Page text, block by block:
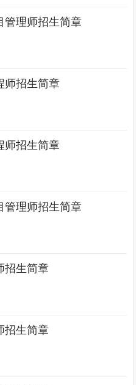
管理师招生简章
师招生简章
师招生简章
管理师招生简章
招生简章
招生简章